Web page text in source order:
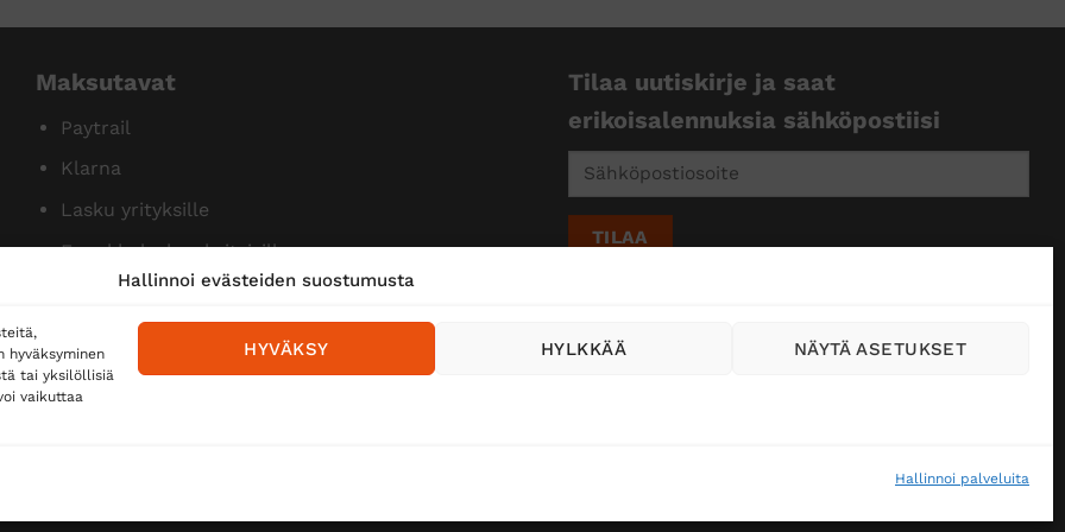
Hallinnoi evästeiden suostumusta
tai yksilöllisiä
vaikuttaa
Hallinnoi palveluita
HYVÄKSY HYLKKÄÄ NÄYTÄ ASETUKSET
Maksutavat
Paytrail
Klarna
Lasku yrityksille
Ennakkolasku yksityisille
Tilaa uutiskirje ja saat
erikoisalennuksia sähköpostiisi